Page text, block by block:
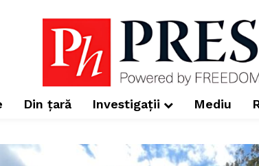
Din țară Investigații Mediu